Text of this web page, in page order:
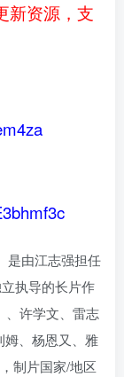
新资源，支
是由江志强担任
执导的长片作
、许学文、雷志
姆、杨恩又、雅
制片国家/地区